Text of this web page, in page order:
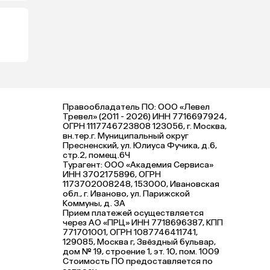
Правообладатель ПО: ООО «Левел
Тревел» (2011 - 2026) ИНН 7716697924,
ОГРН 1117746723808 123056, г. Москва,
вн.тер.г. Муниципальный округ
Пресненский, ул. Юлиуса Фучика, д.6,
стр.2, помещ.6Ч
Турагент: ООО «Академия Сервиса»
ИНН 3702175896, ОГРН
1173702008248, 153000, Ивановская
обл., г. Иваново, ул. Парижской
Коммуны, д. ЗА
Прием платежей осуществляется
через АО «ПРЦ» ИНН 7718696387, КПП
771701001, ОГРН 1087746411741,
129085, Москва г, Звёздный бульвар,
дом № 19, строение 1, эт. 10, пом. 1009
Стоимость ПО предоставляется по